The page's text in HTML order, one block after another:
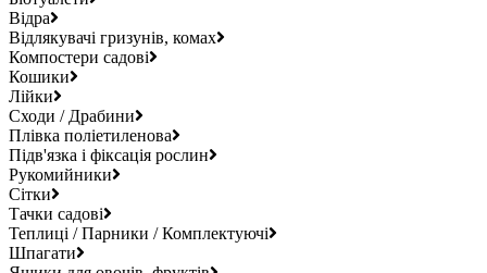
Відра
Відлякувачі гризунів, комах
Компостери садові
Кошики
Лійки
Сходи / Драбини
Плівка поліетиленова
Підв'язка і фіксація рослин
Рукомийники
Сітки
Тачки садові
Теплиці / Парники / Комплектуючі
Шпагати